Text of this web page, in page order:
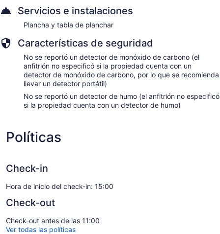
Servicios e instalaciones
Plancha y tabla de planchar
Características de seguridad
No se reportó un detector de monóxido de carbono (el
anfitrión no especificó si la propiedad cuenta con un
detector de monóxido de carbono, por lo que se recomienda
llevar un detector portátil)
No se reportó un detector de humo (el anfitrión no especificó
si la propiedad cuenta con un detector de humo)
Políticas
Check-in
Hora de inicio del check-in: 15:00
Check-out
Check-out antes de las 11:00
Ver todas las políticas